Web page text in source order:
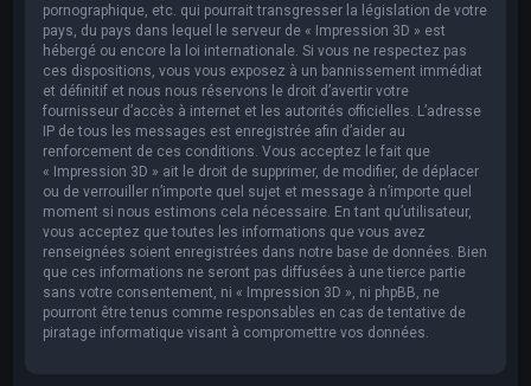
pornographique, etc. qui pourrait transgresser la législation de votre
pays, du pays dans lequel le serveur de « Impression 3D » est
hébergé ou encore la loi internationale. Si vous ne respectez pas
ces dispositions, vous vous exposez à un bannissement immédiat
et définitif et nous nous réservons le droit d’avertir votre
fournisseur d’accès à internet et les autorités officielles. L’adresse
IP de tous les messages est enregistrée afin d’aider au
renforcement de ces conditions. Vous acceptez le fait que
« Impression 3D » ait le droit de supprimer, de modifier, de déplacer
ou de verrouiller n’importe quel sujet et message à n’importe quel
moment si nous estimons cela nécessaire. En tant qu’utilisateur,
vous acceptez que toutes les informations que vous avez
renseignées soient enregistrées dans notre base de données. Bien
que ces informations ne seront pas diffusées à une tierce partie
sans votre consentement, ni « Impression 3D », ni phpBB, ne
pourront être tenus comme responsables en cas de tentative de
piratage informatique visant à compromettre vos données.